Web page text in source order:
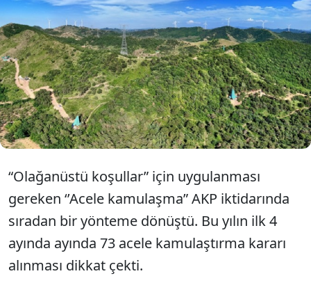
Olağanüstü durumlar için öngörülen
‘acele kamulaştırma’ maden ve enerji
şirketleri için bir talan yöntemi oldu.
“Olağanüstü koşullar” için uygulanması
gereken ‘’Acele kamulaşma” AKP iktidarında
sıradan bir yönteme dönüştü. Bu yılın ilk 4
ayında ayında 73 acele kamulaştırma kararı
alınması dikkat çekti.